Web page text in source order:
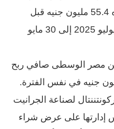
شمال القاهرة فائضًا قدره 55.4 مليون جنيه قبل
الضريبة في الفترة من 1 يوليو 2025 إلى 30 مايو
مصر الوسطى صافي ربح
بلغ 100.5 مليون جنيه في نفس الفترة.
لصناعة الجرانيت
إدارتها على عرض شراء